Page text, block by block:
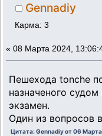
Gennadiy
Карма: 3
« 08 Марта 2024,
Пешехода tonche
назначеного
экзамен.
Один из вопросов
Цитата: Gennadiy от 06